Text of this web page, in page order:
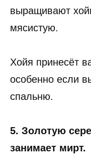
выращивают
мясистую.
Хойя принесёт
особенно если
спальню.
5. Золотую
занимает мирт.